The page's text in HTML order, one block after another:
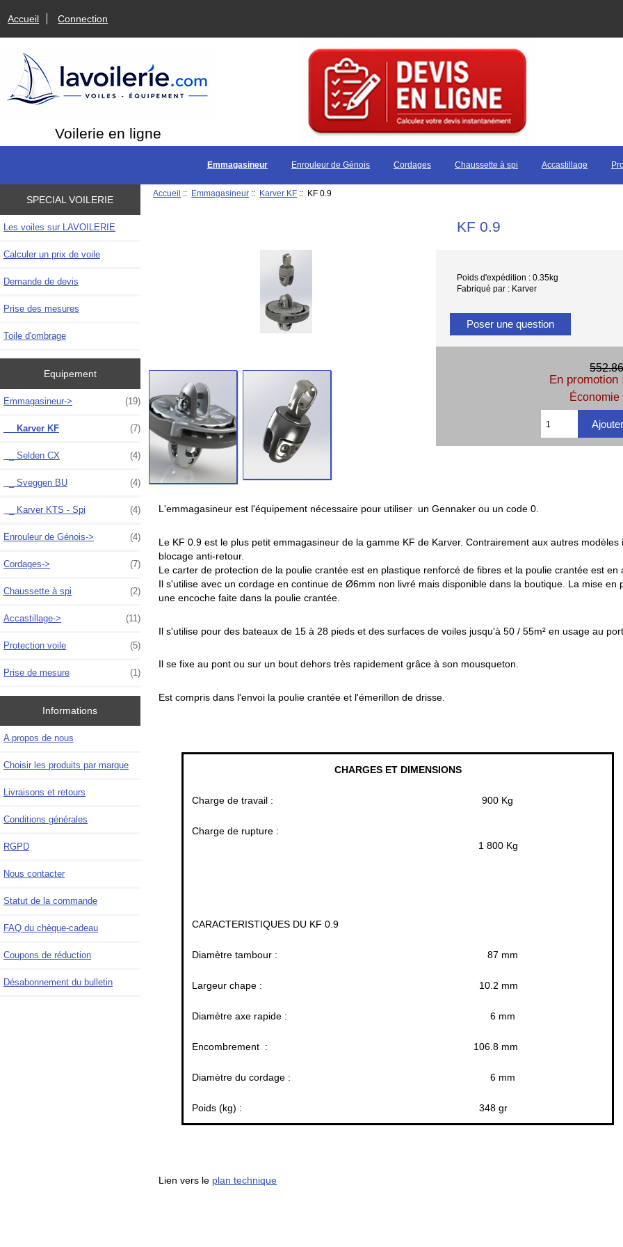
Accueil Connection
Voilerie en ligne
Emmagasineur Enrouleur de Génois Cordages Chaussette à spi Accastillage
SPECIAL VOILERIE
Les voiles sur LAVOILERIE
Calculer un prix de voile
Demande de devis
Prise des mesures
Toile d'ombrage
Equipement
Emmagasineur-> (19)
_ Karver KF (7)
_ Selden CX (4)
_ Sveggen BU (4)
_ Karver KTS - Spi (4)
Enrouleur de Génois-> (4)
Cordages-> (7)
Chaussette à spi (2)
Accastillage-> (11)
Protection voile (5)
Prise de mesure (1)
Informations
A propos de nous
Choisir les produits par marque
Livraisons et retours
Conditions générales
RGPD
Nous contacter
Statut de la commande
FAQ du chèque-cadeau
Coupons de réduction
Désabonnement du bulletin
Accueil :: Emmagasineur :: Karver KF :: KF 0.9
KF 0.9
Poids d'expédition : 0.35kg
Fabriqué par : Karver
Poser une question
En promotion
Économie
L'emmagasineur est l'équipement nécessaire pour utiliser un Gennaker ou un code 0.
Le KF 0.9 est le plus petit emmagasineur de la gamme KF de Karver. Contrairement aux autres
blocage anti-retour.
Le carter de protection de la poulie crantée est en plastique renforcé de fibres et la poulie crantée est en
Il s'utilise avec un cordage en continue de Ø6mm non livré mais disponible dans la boutique. La mise en
une encoche faite dans la poulie crantée.
Il s'utilise pour des bateaux de 15 à 28 pieds et des surfaces de voiles jusqu'à 50 / 55m² en usage au
Il se fixe au pont ou sur un bout dehors très rapidement grâce à son mousqueton.
Est compris dans l'envoi la poulie crantée et l'émerillon de drisse.
CHARGES ET DIMENSIONS
Charge de travail : 900 Kg
Charge de rupture :
1 800 Kg
CARACTERISTIQUES DU KF 0.9
Diamètre tambour : 87 mm
Largeur chape : 10.2 mm
Diamètre axe rapide : 6 mm
Encombrement : 106.8 mm
Diamètre du cordage : 6 mm
Poids (kg) : 348 gr
Lien vers le plan technique